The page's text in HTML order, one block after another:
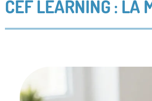
CEF LEARNING : LA